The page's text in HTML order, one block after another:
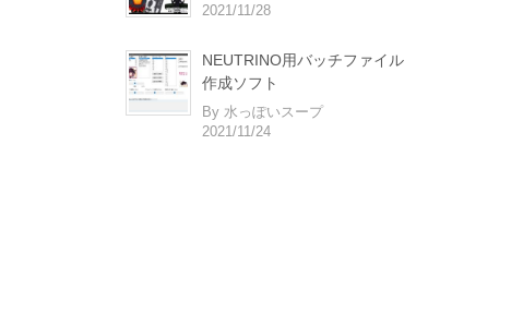
2021/11/28
NEUTRINO用バッチファイル
作成ソフト
By 水っぽいスープ
2021/11/24